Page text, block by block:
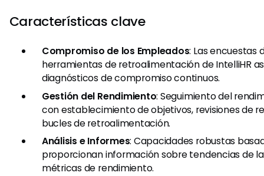
Características clave
Compromiso de los Empleados: Las encuestas
herramientas de retroalimentación de IntelliHR
diagnósticos de compromiso continuos.
Gestión del Rendimiento: Seguimiento del
con establecimiento de objetivos, revisiones de
bucles de retroalimentación.
Análisis e Informes: Capacidades robustas
proporcionan información sobre tendencias de
métricas de rendimiento.